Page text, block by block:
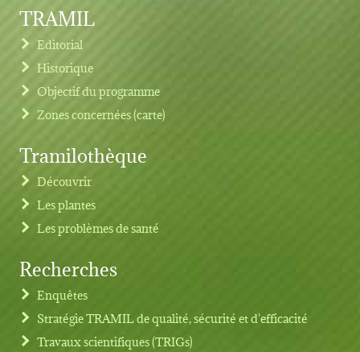
Footer menu
TRAMIL
Editorial
Historique
Objectif du programme
Zones concernées (carte)
Tramilothèque
Découvrir
Les plantes
Les problèmes de santé
Recherches
Enquêtes
Stratégie TRAMIL de qualité, sécurité et d'efficacité
Travaux scientifiques (TRIGs)